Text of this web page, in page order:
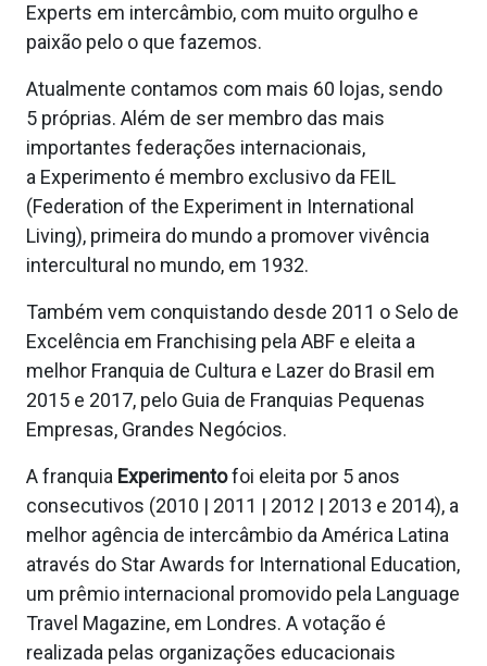
Experts em intercâmbio, com muito orgulho e
paixão pelo o que fazemos.
Atualmente contamos com mais 60 lojas, sendo
5 próprias. Além de ser membro das mais
importantes federações internacionais,
a Experimento é membro exclusivo da FEIL
(Federation of the Experiment in International
Living), primeira do mundo a promover vivência
intercultural no mundo, em 1932.
Também vem conquistando desde 2011 o Selo de
Excelência em Franchising pela ABF e eleita a
melhor Franquia de Cultura e Lazer do Brasil em
2015 e 2017, pelo Guia de Franquias Pequenas
Empresas, Grandes Negócios.
A franquia Experimentofoi eleita por 5 anos
consecutivos (2010 | 2011 | 2012 | 2013 e 2014), a
melhor agência de intercâmbio da América Latina
através do Star Awards for International Education,
um prêmio internacional promovido pela Language
Travel Magazine, em Londres. A votação é
realizada pelas organizações educacionais